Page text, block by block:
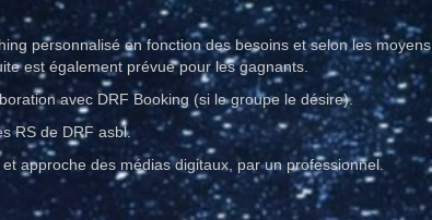
personnalisé en fonction des besoins et selon les moyens
est également prévue pour les gagnants.
avec DRF Booking (si le groupe le désire).
RS de DRF asbl.
approche des médias digitaux, par un professionnel.